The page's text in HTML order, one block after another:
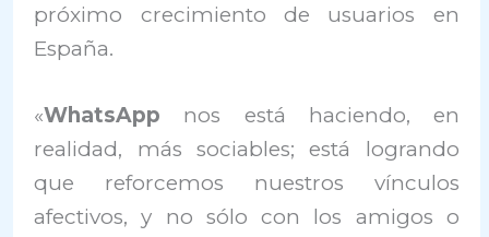
próximo crecimiento de usuarios en
España.
«WhatsApp nos está haciendo, en
realidad, más sociables; está logrando
que reforcemos nuestros vínculos
afectivos, y no sólo con los amigos o